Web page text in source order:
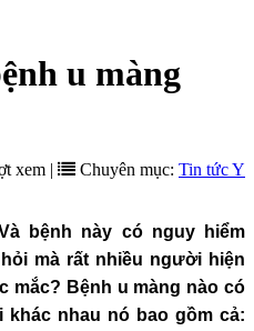
u màng
xem | Chuyên mục: Tin tức Y
bệnh này có nguy hiểm
mà rất nhiều người hiện
mắc? Bệnh u màng nào có
nhau nó bao gồm cả: